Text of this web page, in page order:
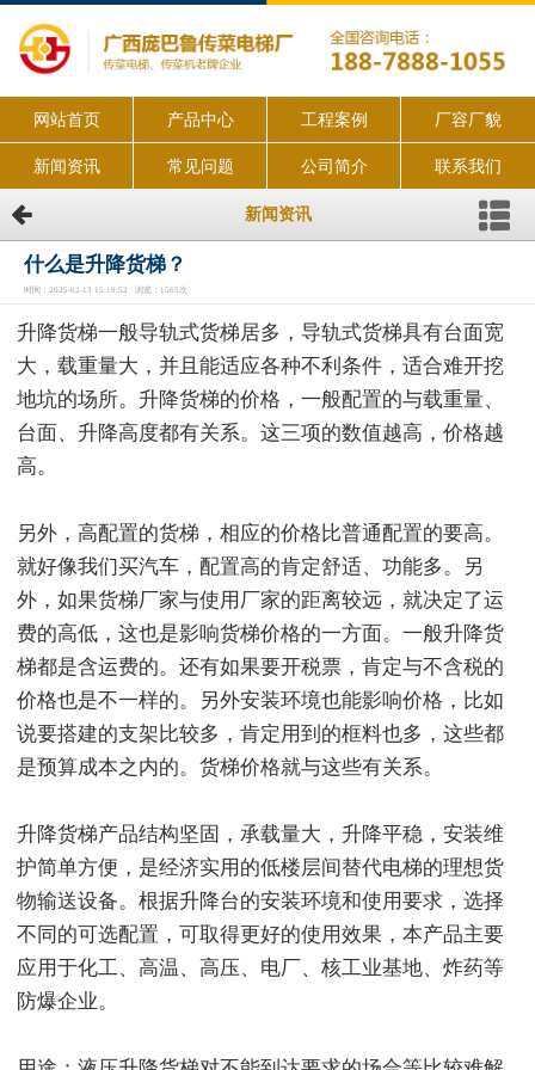
网站首页 产品中心 工程案例 厂容厂貌
新闻资讯 常见问题 公司简介 联系我们
新闻资讯
什么是升降货梯？
时间：2025-02-13 15:19:52 浏览：1565次
升降货梯一般导轨式货梯居多，导轨式货梯具有台面宽
大，载重量大，并且能适应各种不利条件，适合难开挖
地坑的场所。升降货梯的价格，一般配置的与载重量、
台面、升降高度都有关系。这三项的数值越高，价格越
高。
另外，高配置的货梯，相应的价格比普通配置的要高。
就好像我们买汽车，配置高的肯定舒适、功能多。另
外，如果货梯厂家与使用厂家的距离较远，就决定了运
费的高低，这也是影响货梯价格的一方面。一般升降货
梯都是含运费的。还有如果要开税票，肯定与不含税的
价格也是不一样的。另外安装环境也能影响价格，比如
说要搭建的支架比较多，肯定用到的框料也多，这些都
是预算成本之内的。货梯价格就与这些有关系。
升降货梯产品结构坚固，承载量大，升降平稳，安装维
护简单方便，是经济实用的低楼层间替代电梯的理想货
物输送设备。根据升降台的安装环境和使用要求，选择
不同的可选配置，可取得更好的使用效果，本产品主要
应用于化工、高温、高压、电厂、核工业基地、炸药等
防爆企业。